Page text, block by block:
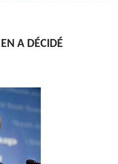
A DÉCIDÉ